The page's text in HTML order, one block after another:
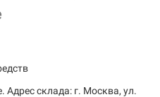
Адрес склада: г. Москва, ул.